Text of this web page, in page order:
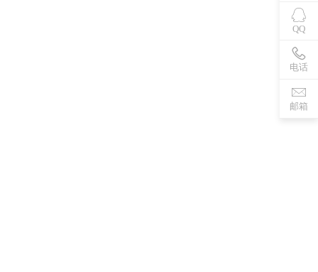
QQ
电话
邮箱